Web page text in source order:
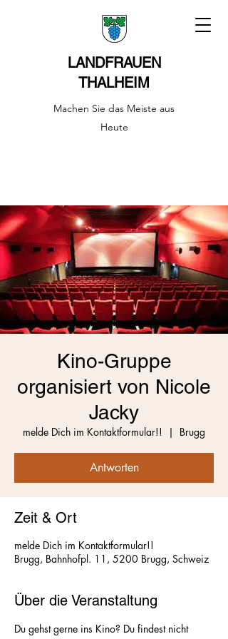
LANDFRAUEN
THALHEIM
Machen Sie das Meiste aus
Heute
Kino-Gruppe
organisiert von Nicole
Jacky
melde Dich im Kontaktformular!!
  |
Brugg
Antworten
Zeit & Ort
melde Dich im Kontaktformular!!
Brugg, Bahnhofpl. 11, 5200 Brugg, Schweiz
Über die Veranstaltung
Du gehst gerne ins Kino? Du findest nicht